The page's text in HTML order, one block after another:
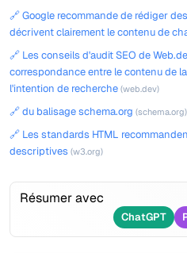
🔗 Google recommande de rédiger
décrivent clairement le contenu de
🔗 Les conseils d'audit SEO de
correspondance entre le contenu de
l'intention de recherche (web.dev)
🔗 du balisage schema.org (schema.org)
🔗 Les standards HTML
descriptives (w3.org)
Résumer avec
ChatGPT